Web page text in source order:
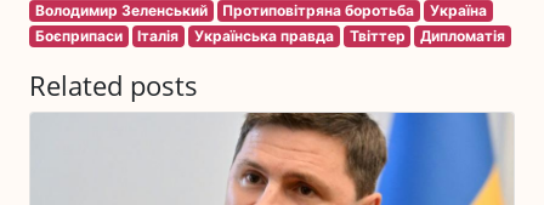
Володимир Зеленський
Протиповітряна боротьба
Україна
Боєприпаси
Італія Українська правда Твіттер Дипломатія
Related posts